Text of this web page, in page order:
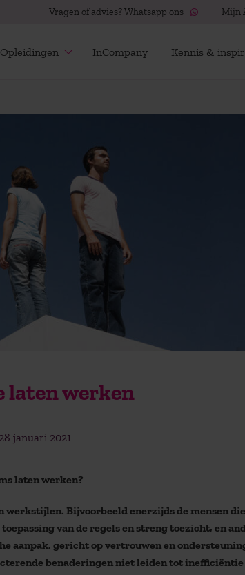
Vragen of advies? Whatsapp ons Mijn
Opleidingen InCompany Kennis &
laten werken
28 januari 2021
laten werken?
Bijvoorbeeld enerzijds de mensen
van de regels en streng toezicht, en
aanpak, gericht op vertrouwen en
benaderingen niet leiden tot inefficiëntie